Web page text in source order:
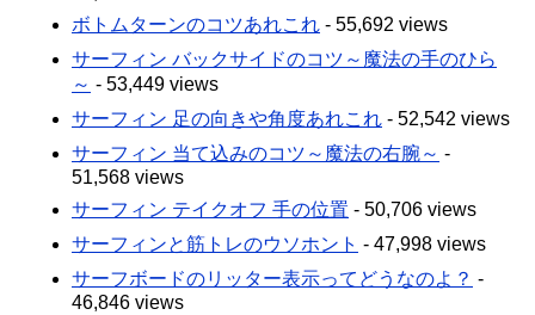
ボトムターンのコツあれこれ - 55,692 views
サーフィン バックサイドのコツ～魔法の手のひら
～ - 53,449 views
サーフィン 足の向きや角度あれこれ - 52,542 views
サーフィン 当て込みのコツ～魔法の右腕～ -
51,568 views
サーフィン テイクオフ 手の位置 - 50,706 views
サーフィンと筋トレのウソホント - 47,998 views
サーフボードのリッター表示ってどうなのよ？ -
46,846 views